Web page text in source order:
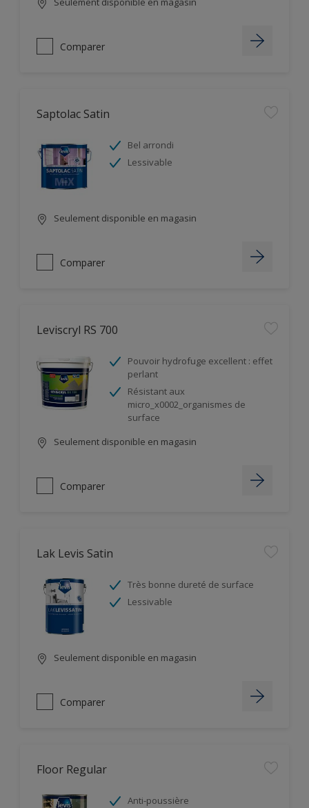
Comparer
Saptolac Satin
Bel arrondi
Lessivable
Seulement disponible en magasin
Comparer
Leviscryl RS 700
Pouvoir hydrofuge excellent : effet
perlant
Résistant aux
micro_x0002_organismes de
surface
Seulement disponible en magasin
Comparer
Lak Levis Satin
Très bonne dureté de surface
Lessivable
Seulement disponible en magasin
Comparer
Floor Regular
Anti-poussière